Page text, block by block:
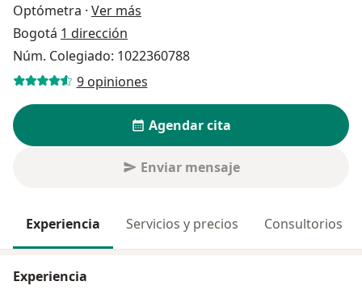
Optómetra · Ver más
Bogotá 1 dirección
Núm. Colegiado: 1022360788
9 opiniones
Agendar cita
Enviar mensaje
Experiencia Servicios y precios Consultorios
Experiencia